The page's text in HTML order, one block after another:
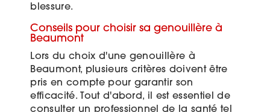
blessure.
Conseils pour choisir sa genouillère à
Beaumont
Lors du choix d'une genouillère à
Beaumont, plusieurs critères doivent être
pris en compte pour garantir son
efficacité. Tout d'abord, il est essentiel de
consulter un professionnel de la santé tel